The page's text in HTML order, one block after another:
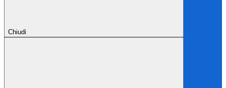
Chiudi